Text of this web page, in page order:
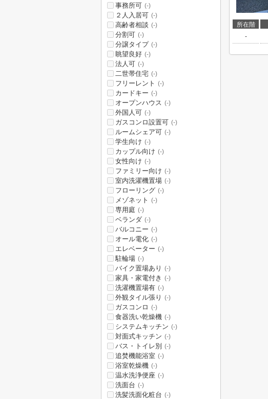
所在階
-
事務所可 (-)
２人入居可 (-)
高齢者相談 (-)
分割可 (-)
分譲タイプ (-)
眺望良好 (-)
法人可 (-)
二世帯住宅 (-)
フリーレント (-)
カードキー (-)
オープンハウス (-)
外国人可 (-)
ガスコンロ設置可 (-)
ルームシェア可 (-)
学生向け (-)
カップル向け (-)
女性向け (-)
ファミリー向け (-)
室内洗濯機置場 (-)
フローリング (-)
メゾネット (-)
専用庭 (-)
ベランダ (-)
バルコニー (-)
オール電化 (-)
エレベーター (-)
駐輪場 (-)
バイク置場あり (-)
家具・家電付き (-)
洗濯機置場有 (-)
外観タイル張り (-)
ガスコンロ (-)
食器洗い乾燥機 (-)
システムキッチン (-)
対面式キッチン (-)
バス・トイレ別 (-)
追焚機能浴室 (-)
浴室乾燥機 (-)
温水洗浄便座 (-)
洗面台 (-)
洗髪洗面化粧台 (-)